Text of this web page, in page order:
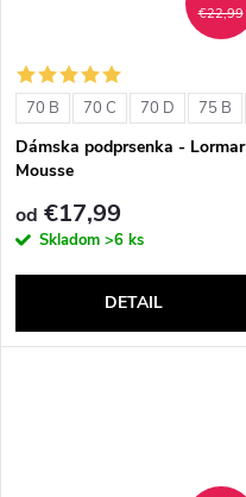
€22,99
70 B 70 C 70 D 75 B
Dámska podprsenka - Lormar
Mousse
od €17,99
Skladom >6 ks
DETAIL